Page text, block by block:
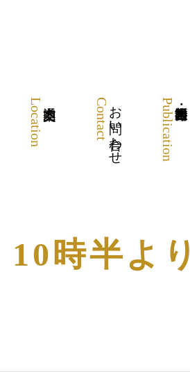
Location お問い合わせ
Contact Publication
時半より